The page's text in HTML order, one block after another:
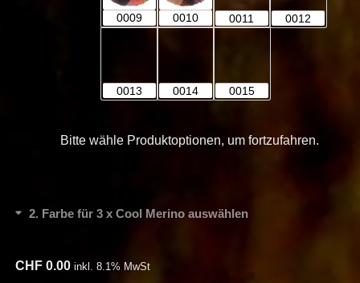
0009 0010 0011 0012
0013 0014 0015
Bitte wähle Produktoptionen, um fortzufahren.
2 Farbe für 3 x Cool Merino auswählen
CHF 0.00 inkl. 8.1% MwSt